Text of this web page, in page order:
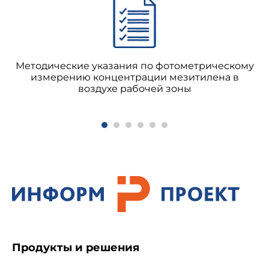
Методические указания по фотометрическому
измерению концентрации мезитилена в
воздухе рабочей зоны
Продукты и решения